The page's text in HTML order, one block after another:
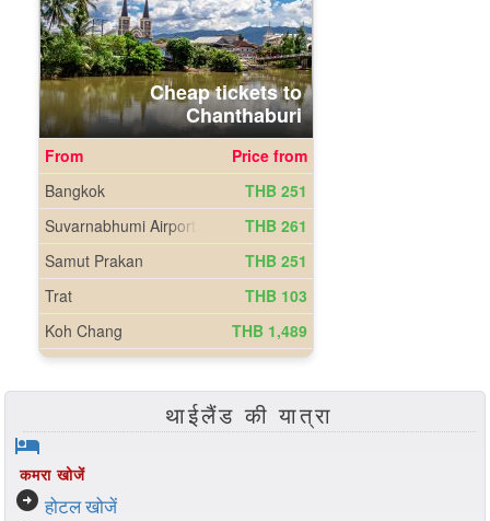
थाईलैंड की यात्रा
hotel
कमरा खोजें
arrow_circle_right होटल खोजें